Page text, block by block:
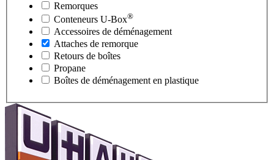
Remorques
Conteneurs U-Box®
Accessoires de déménagement
Attaches de remorque
Retours de boîtes
Propane
Boîtes de déménagement en plastique